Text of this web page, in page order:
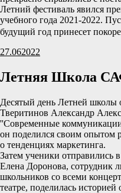
Летний фестиваль явился
учебного года 2021-2022.
будущий год принесет
27.062022
Летняя Школа
Десятый день Летней
Тверитинов Александр
''Современные
он поделился своим опытом
о тенденциях маркетинга.
Затем ученики отправились
Елена Доронова, сотрудник
школьников со всеми
театре, поделилась историей